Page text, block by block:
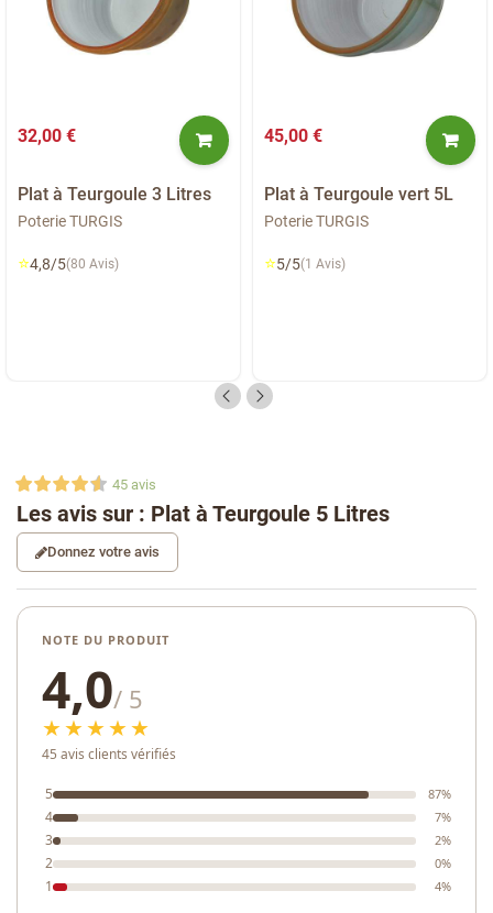
32,00 €
Plat à Teurgoule 3 Litres
Poterie TURGIS
⭐4,8/5(80 Avis)
45,00 €
Plat à Teurgoule vert 5L
Poterie TURGIS
⭐5/5(1 Avis)
Les avis sur : Plat à Teurgoule 5 Litres
45 avis
Donnez votre avis
NOTE DU PRODUIT
4,0/ 5
★★★★★
45 avis clients vérifiés
5 87%
4 7%
3 2%
2 0%
1 4%